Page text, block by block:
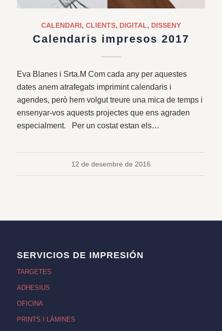
CALENDARI, CLIENTS, DIGITAL, DISSENY
Calendaris impresos 2017
Eva Blanes i Srta.M Com cada any per aquestes
dates anem atrafegats imprimint calendaris i
agendes, però hem volgut treure una mica de temps i
ensenyar-vos aquests projectes que ens agraden
especialment. Per un costat estan els…
12 de desembre de 2016
SERVICIOS DE IMPRESIÓN
TARGETES
ADHESIUS
OFICINA
PRINTS I LÀMINES